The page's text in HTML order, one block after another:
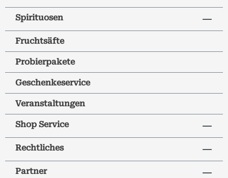
Spirituosen
Fruchtsäfte
Probierpakete
Geschenkeservice
Veranstaltungen
Shop Service
Rechtliches
Partner